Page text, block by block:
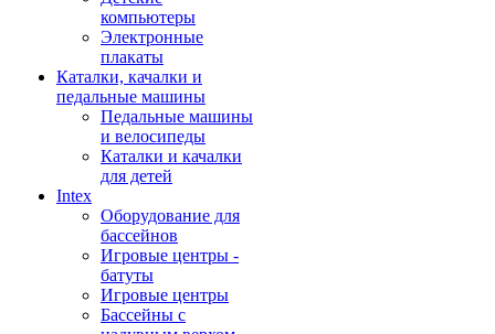
компьютеры
Электронные
плакаты
Каталки, качалки и
педальные машины
Педальные машины
и велосипеды
Каталки и качалки
для детей
Intex
Оборудование для
бассейнов
Игровые центры -
батуты
Игровые центры
Бассейны с